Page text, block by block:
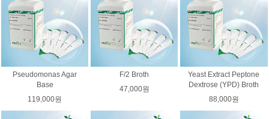
Pseudomonas Agar
Base
119,000원
F/2 Broth
47,000원
Yeast Extract Peptone
Dextrose (YPD) Broth
88,000원